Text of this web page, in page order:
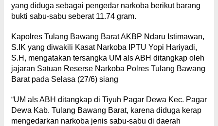
yang diduga sebagai pengedar narkoba berikut barang
bukti sabu-sabu seberat 11.74 gram.
Kapolres Tulang Bawang Barat AKBP Ndaru Istimawan,
S.IK yang diwakili Kasat Narkoba IPTU Yopi Hariyadi,
S.H, mengatakan tersangka UM als ABH ditangkap oleh
jajaran Satuan Reserse Narkoba Polres Tulang Bawang
Barat pada Selasa (27/6) siang
“UM als ABH ditangkap di Tiyuh Pagar Dewa Kec. Pagar
Dewa Kab. Tulang Bawang Barat, karena diduga kerap
mengedarkan narkoba jenis sabu-sabu di daerah